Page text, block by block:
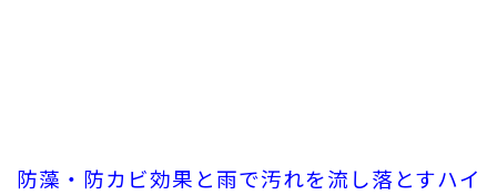
防藻・防カビ効果と雨で汚れを流し落とすハイ